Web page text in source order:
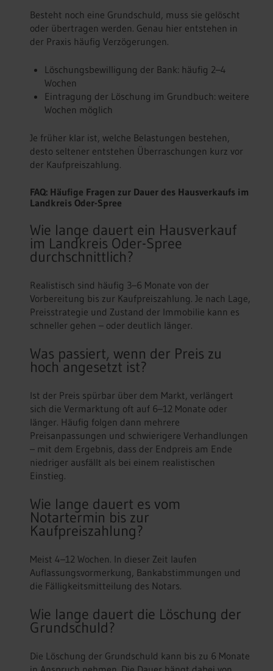
Besteht noch eine Grundschuld, muss sie gelöscht
oder übertragen werden. Genau hier entstehen in
der Praxis häufig Verzögerungen.
Löschungsbewilligung der Bank: häufig 2–4
Wochen
Eintragung der Löschung im Grundbuch: weitere
Wochen möglich
Je früher klar ist, welche Belastungen bestehen,
desto seltener entstehen Überraschungen kurz vor
der Kaufpreiszahlung.
FAQ: Häufige Fragen zur Dauer des Hausverkaufs im
Landkreis Oder-Spree
Wie lange dauert ein Hausverkauf
im Landkreis Oder-Spree
durchschnittlich?
Realistisch sind häufig 3–6 Monate von der
Vorbereitung bis zur Kaufpreiszahlung. Je nach Lage,
Preisstrategie und Zustand der Immobilie kann es
schneller gehen – oder deutlich länger.
Was passiert, wenn der Preis zu
hoch angesetzt ist?
Ist der Preis spürbar über dem Markt, verlängert
sich die Vermarktung oft auf 6–12 Monate oder
länger. Häufig folgen dann mehrere
Preisanpassungen und schwierigere Verhandlungen
– mit dem Ergebnis, dass der Endpreis am Ende
niedriger ausfällt als bei einem realistischen
Einstieg.
Wie lange dauert es vom
Notartermin bis zur
Kaufpreiszahlung?
Meist 4–12 Wochen. In dieser Zeit laufen
Auflassungsvormerkung, Bankabstimmungen und
die Fälligkeitsmitteilung des Notars.
Wie lange dauert die Löschung der
Grundschuld?
Die Löschung der Grundschuld kann bis zu 6 Monate